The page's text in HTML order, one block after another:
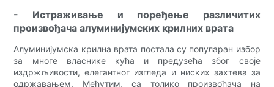
- Истраживање и поређење различитих
произвођача алуминијумских крилних врата
Алуминијумска крилна врата постала су популаран избор
за многе власнике кућа и предузећа због своје
издржљивости, елегантног изгледа и ниских захтева за
одржавањем. Међутим, са толико произвођача на